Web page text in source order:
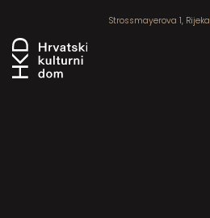
Strossmayerova 1, Rijeka